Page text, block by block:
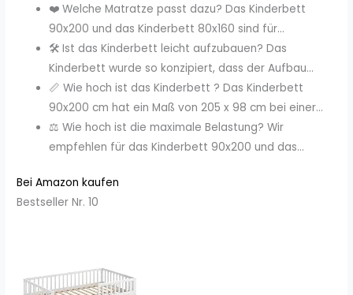
❤️ Welche Matratze passt dazu? Das Kinderbett
90x200 und das Kinderbett 80x160 sind für...
🛠️ Ist das Kinderbett leicht aufzubauen? Das
Kinderbett wurde so konzipiert, dass der Aufbau...
📏 Wie hoch ist das Kinderbett ? Das Kinderbett
90x200 cm hat ein Maß von 205 x 98 cm bei einer...
⚖️ Wie hoch ist die maximale Belastung? Wir
empfehlen für das Kinderbett 90x200 und das...
Bei Amazon kaufen
Bestseller Nr. 10